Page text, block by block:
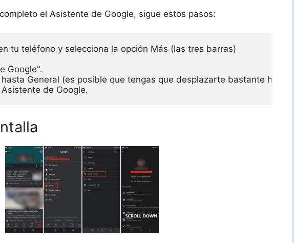
el Asistente de Google, sigue estos pasos:
tu teléfono y selecciona la opción Más (las tres barras)
Google".
General (es posible que tengas que desplazarte bastante hacia
de Google.